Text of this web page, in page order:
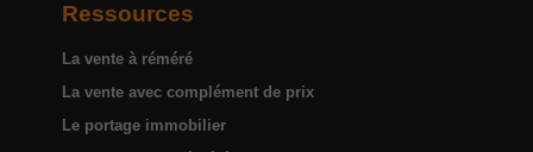
Ressources
La vente à réméré
La vente avec complément de prix
Le portage immobilier